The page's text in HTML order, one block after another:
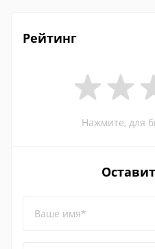
Рейтинг
Нажмите, для
Ваше имя*